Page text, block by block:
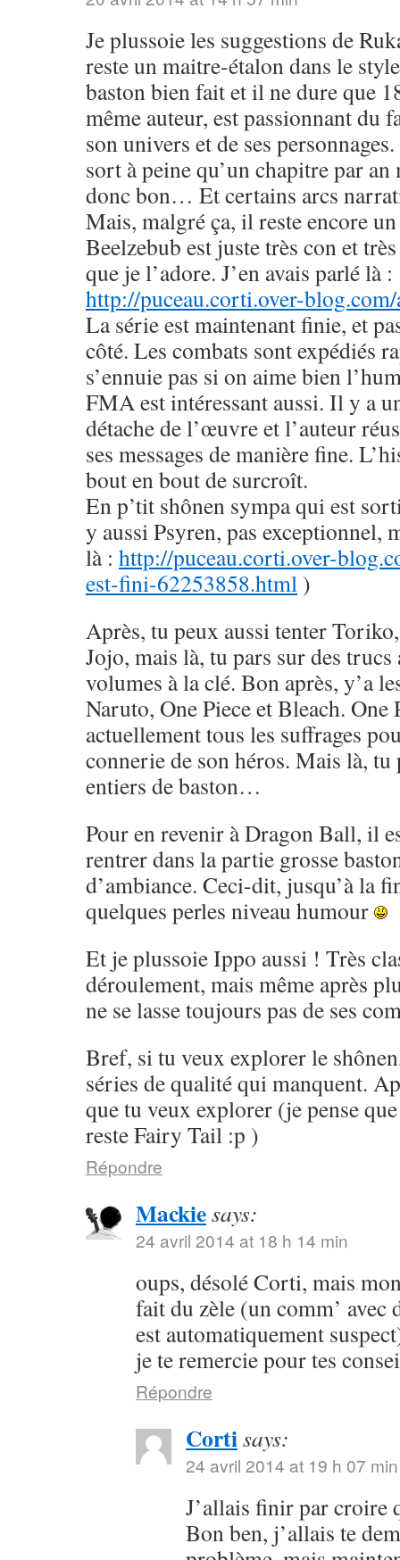
Je plussoie les suggestions de
reste un maitre-étalon dans le
baston bien fait et il ne dure que
même auteur, est passionnant du
son univers et de ses
sort à peine qu’un chapitre par
donc bon… Et certains arcs
Mais, malgré ça, il reste encore
Beelzebub est juste très con et
que je l’adore. J’en avais parlé là :
http://puceau.corti.over-
La série est maintenant finie, et
côté. Les combats sont expédiés
s’ennuie pas si on aime bien
FMA est intéressant aussi. Il y a
détache de l’œuvre et l’auteur
ses messages de manière fine.
bout en bout de surcroît.
En p’tit shônen sympa qui est
y aussi Psyren, pas exceptionnel,
là : http://puceau.corti.over-
est-fini-62253858.html )
Après, tu peux aussi tenter
Jojo, mais là, tu pars sur des trucs
volumes à la clé. Bon après, y’a
Naruto, One Piece et Bleach. One
actuellement tous les suffrages
connerie de son héros. Mais là,
entiers de baston…
Pour en revenir à Dragon Ball, il
rentrer dans la partie grosse
d’ambiance. Ceci-dit, jusqu’à la
quelques perles niveau humour
Et je plussoie Ippo aussi ! Très
déroulement, mais même après
ne se lasse toujours pas de ses
Bref, si tu veux explorer le
séries de qualité qui manquent.
que tu veux explorer (je pense
reste Fairy Tail :p )
Répondre
Mackiesays:
24 avril 2014 at 18 h 14 min
oups, désolé Corti, mais
fait du zèle (un comm’ avec
est automatiquement
je te remercie pour tes
Répondre
Cortisays:
24 avril 2014 at 19 h 07 min
J’allais finir par croire
Bon ben, j’allais te